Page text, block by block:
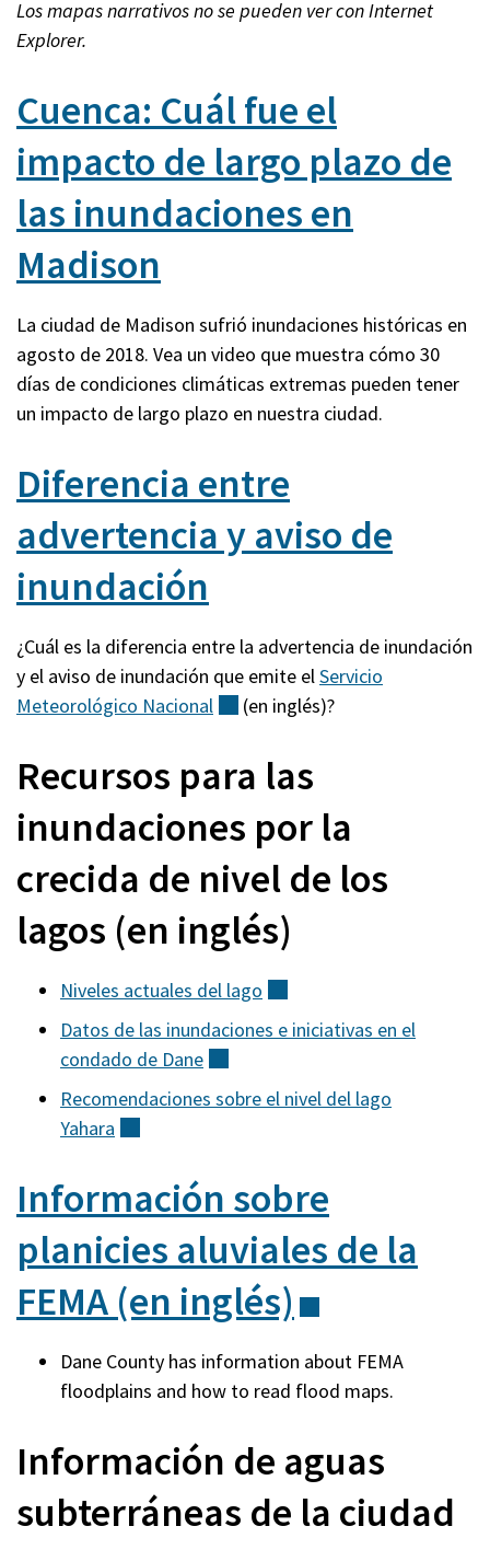
Los mapas narrativos no se pueden ver con Internet
Explorer.
Cuenca: Cuál fue el
impacto de largo plazo de
las inundaciones en
Madison
La ciudad de Madison sufrió inundaciones históricas en
agosto de 2018. Vea un video que muestra cómo 30
días de condiciones climáticas extremas pueden tener
un impacto de largo plazo en nuestra ciudad.
Diferencia entre
advertencia y aviso de
inundación
¿Cuál es la diferencia entre la advertencia de inundación
y el aviso de inundación que emite elServicio
Meteorológico Nacional (externo)
(en inglés)?
Recursos para las
inundaciones por la
crecida de nivel de los
lagos (en inglés)
Niveles actuales del lago
Datos de las inundaciones e iniciativas en el
condado de Dane
Recomendaciones sobre el nivel del lago
Yahara
Información sobre
planicies aluviales de la
FEMA (en inglés)
Dane County has information about FEMA
floodplains and how to read flood maps.
Información de aguas
subterráneas de la ciudad